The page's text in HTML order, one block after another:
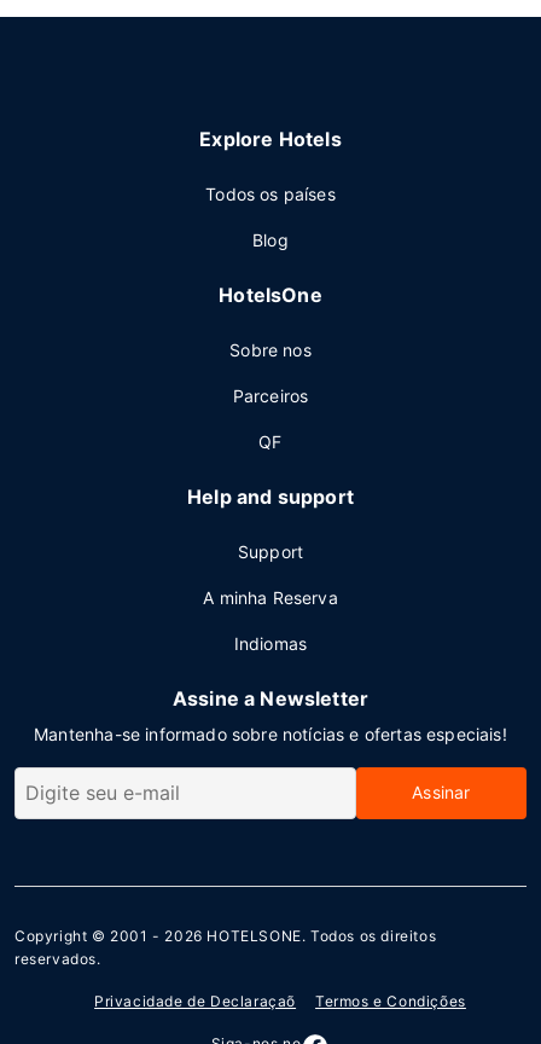
Explore Hotels
Todos os países
Blog
HotelsOne
Sobre nos
Parceiros
QF
Help and support
Support
A minha Reserva
Indiomas
Assine a Newsletter
Mantenha-se informado sobre notícias e ofertas especiais!
Assinar
Copyright © 2001 - 2026 HOTELSONE. Todos os direitos
reservados.
Privacidade de Declaraçaõ Termos e Condições